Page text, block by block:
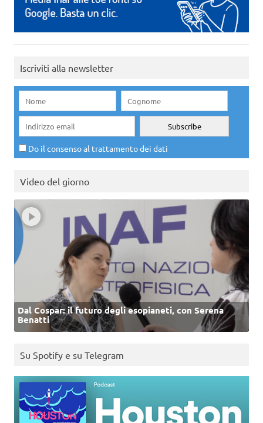
Iscriviti alla newsletter
Do il consenso al trattamento dei dati
Video del giorno
Dal Cospar: il futuro degli esopianeti, con Serena
Benatti
Su Spotify e su Telegram